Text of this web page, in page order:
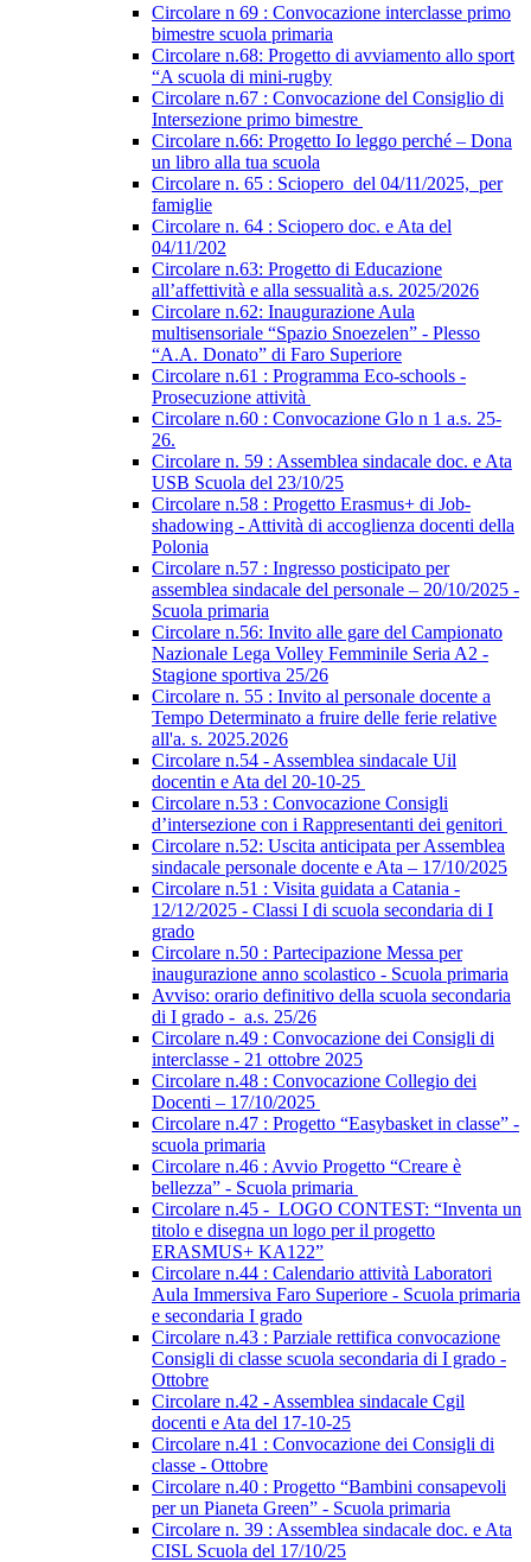
Circolare n 69 : Convocazione interclasse primo
bimestre scuola primaria
Circolare n.68: Progetto di avviamento allo sport
“A scuola di mini-rugby
Circolare n.67 : Convocazione del Consiglio di
Intersezione primo bimestre
Circolare n.66: Progetto Io leggo perché – Dona
un libro alla tua scuola
Circolare n. 65 : Sciopero del 04/11/2025, per
famiglie
Circolare n. 64 : Sciopero doc. e Ata del
04/11/202
Circolare n.63: Progetto di Educazione
all’affettività e alla sessualità a.s. 2025/2026
Circolare n.62: Inaugurazione Aula
multisensoriale “Spazio Snoezelen” - Plesso
“A.A. Donato” di Faro Superiore
Circolare n.61 : Programma Eco-schools -
Prosecuzione attività
Circolare n.60 : Convocazione Glo n 1 a.s. 25-
26.
Circolare n. 59 : Assemblea sindacale doc. e Ata
USB Scuola del 23/10/25
Circolare n.58 : Progetto Erasmus+ di Job-
shadowing - Attività di accoglienza docenti della
Polonia
Circolare n.57 : Ingresso posticipato per
assemblea sindacale del personale – 20/10/2025 -
Scuola primaria
Circolare n.56: Invito alle gare del Campionato
Nazionale Lega Volley Femminile Seria A2 -
Stagione sportiva 25/26
Circolare n. 55 : Invito al personale docente a
Tempo Determinato a fruire delle ferie relative
all'a. s. 2025.2026
Circolare n.54 - Assemblea sindacale Uil
docentin e Ata del 20-10-25
Circolare n.53 : Convocazione Consigli
d’intersezione con i Rappresentanti dei genitori
Circolare n.52: Uscita anticipata per Assemblea
sindacale personale docente e Ata – 17/10/2025
Circolare n.51 : Visita guidata a Catania -
12/12/2025 - Classi I di scuola secondaria di I
grado
Circolare n.50 : Partecipazione Messa per
inaugurazione anno scolastico - Scuola primaria
Avviso: orario definitivo della scuola secondaria
di I grado - a.s. 25/26
Circolare n.49 : Convocazione dei Consigli di
interclasse - 21 ottobre 2025
Circolare n.48 : Convocazione Collegio dei
Docenti – 17/10/2025
Circolare n.47 : Progetto “Easybasket in classe” -
scuola primaria
Circolare n.46 : Avvio Progetto “Creare è
bellezza” - Scuola primaria
Circolare n.45 - LOGO CONTEST: “Inventa un
titolo e disegna un logo per il progetto
ERASMUS+ KA122”
Circolare n.44 : Calendario attività Laboratori
Aula Immersiva Faro Superiore - Scuola primaria
e secondaria I grado
Circolare n.43 : Parziale rettifica convocazione
Consigli di classe scuola secondaria di I grado -
Ottobre
Circolare n.42 - Assemblea sindacale Cgil
docenti e Ata del 17-10-25
Circolare n.41 : Convocazione dei Consigli di
classe - Ottobre
Circolare n.40 : Progetto “Bambini consapevoli
per un Pianeta Green” - Scuola primaria
Circolare n. 39 : Assemblea sindacale doc. e Ata
CISL Scuola del 17/10/25